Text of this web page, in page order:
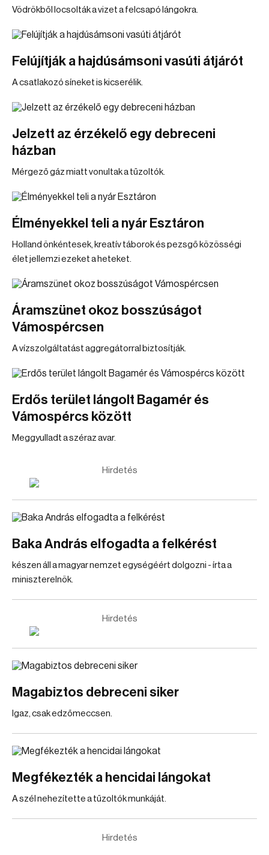
Vödrökből locsolták a vizet a felcsapó lángokra.
Felújítják a hajdúsámsoni vasúti átjárót
A csatlakozó síneket is kicserélik.
Jelzett az érzékelő egy debreceni
házban
Mérgező gáz miatt vonultak a tűzoltók.
Élményekkel teli a nyár Esztáron
Holland önkéntesek, kreatív táborok és pezsgő közösségi
élet jellemzi ezeket a heteket.
Áramszünet okoz bosszúságot
Vámospércsen
A vízszolgáltatást aggregátorral biztosítják.
Erdős terület lángolt Bagamér és
Vámospércs között
Meggyulladt a széraz avar.
Hirdetés
Baka András elfogadta a felkérést
készen áll a magyar nemzet egységéért dolgozni - írta a
miniszterelnök.
Hirdetés
Magabiztos debreceni siker
Igaz, csak edzőmeccsen.
Megfékezték a hencidai lángokat
A szél nehezítette a tűzoltók munkáját.
Hirdetés